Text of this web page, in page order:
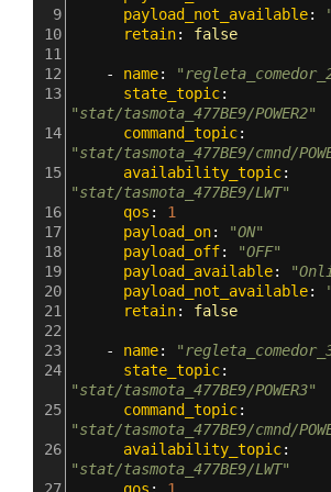
9
payload_not_available:
10
retain: false
11
12
- name:
13
state_topic
"stat/tasmota_477BE9/POWER2"
14
command_topic
"stat/tasmota_477BE9/cmnd/
15
availability_topic
"stat/tasmota_477BE9/LWT"
16
qos : 1
17
payload_on:
"ON"
18
payload_off:
"OFF"
19
payload_available:
20
payload_not_available:
21
retain: false
22
23
- name:
24
state_topic
"stat/tasmota_477BE9/POWER3"
25
command_topic
"stat/tasmota_477BE9/cmnd/
26
availability_topic
"stat/tasmota_477BE9/LWT"